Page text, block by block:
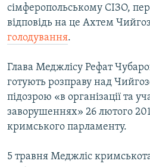
сімферопольському СІЗО,
відповідь на це Ахтем Чийгоз
голодування.
Глава Меджлісу Рефат
готують розправу над
підозрою «в організації та
заворушеннях» 26 лютого
кримського парламенту.
5 травня Меджліс